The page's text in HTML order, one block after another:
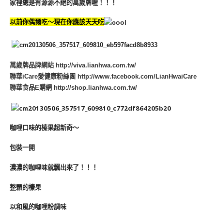
家裡總是有源源不絕的萬歲牌喔！！！
以前你偶爾吃～現在你應該天天吃
萬歲牌品牌網站 http://viva.lianhwa.com.tw/
聯華iCare愛健康粉絲團 http://www.facebook.com/LianHwaiCare
聯華食品E購網 http://shop.lianhwa.com.tw/
咖哩口味的榛果超新奇～
包裝一開
濃濃的咖哩味就飄出來了！！！
整顆的榛果
以和風的咖哩粉調味